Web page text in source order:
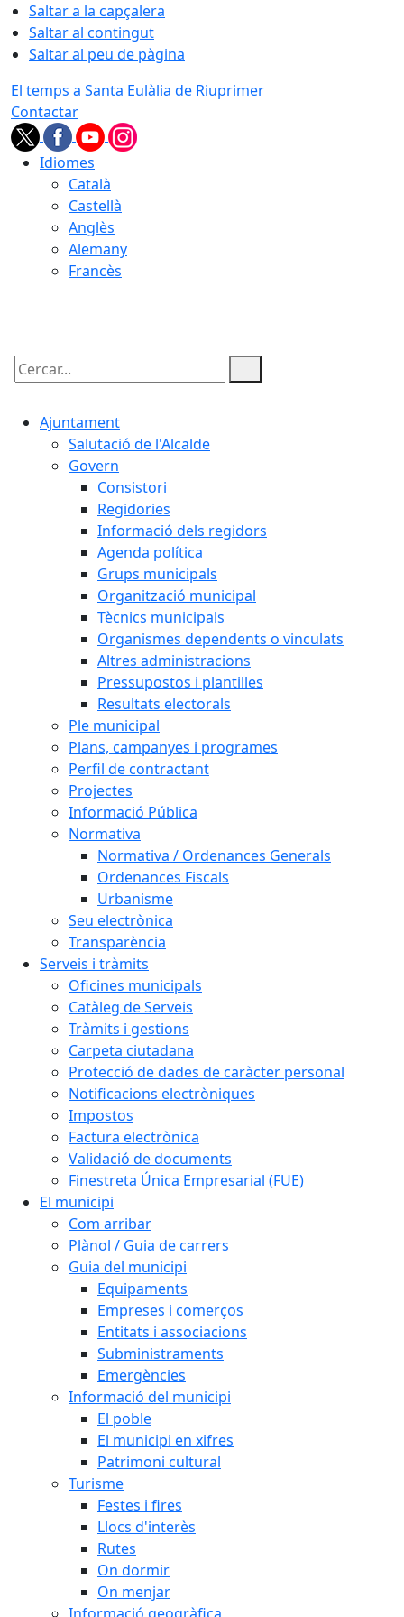
Saltar a la capçalera
Saltar al contingut
Saltar al peu de pàgina
El temps a Santa Eulàlia de Riuprimer
Contactar
Idiomes
Català
Castellà
Anglès
Alemany
Francès
Cercar:
Ajuntament
Salutació de l'Alcalde
Govern
Consistori
Regidories
Informació dels regidors
Agenda política
Grups municipals
Organització municipal
Tècnics municipals
Organismes dependents o vinculats
Altres administracions
Pressupostos i plantilles
Resultats electorals
Ple municipal
Plans, campanyes i programes
Perfil de contractant
Projectes
Informació Pública
Normativa
Normativa / Ordenances Generals
Ordenances Fiscals
Urbanisme
Seu electrònica
Transparència
Serveis i tràmits
Oficines municipals
Catàleg de Serveis
Tràmits i gestions
Carpeta ciutadana
Protecció de dades de caràcter personal
Notificacions electròniques
Impostos
Factura electrònica
Validació de documents
Finestreta Única Empresarial (FUE)
El municipi
Com arribar
Plànol / Guia de carrers
Guia del municipi
Equipaments
Empreses i comerços
Entitats i associacions
Subministraments
Emergències
Informació del municipi
El poble
El municipi en xifres
Patrimoni cultural
Turisme
Festes i fires
Llocs d'interès
Rutes
On dormir
On menjar